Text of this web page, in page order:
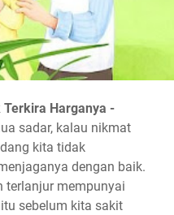
Terkira Harganya -
sadar, kalau nikmat
kita tidak
dengan baik.
terlanjur mempunyai
sebelum kita sakit